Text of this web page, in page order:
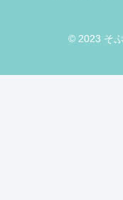
© 2023 そ